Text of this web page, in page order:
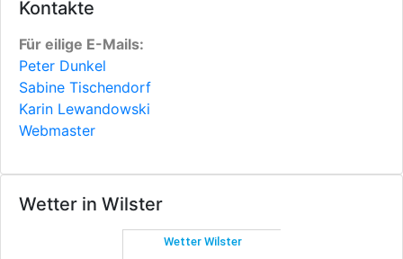
Kontakte
Für eilige E-Mails:
Peter Dunkel
Sabine Tischendorf
Karin Lewandowski
Webmaster
Wetter in Wilster